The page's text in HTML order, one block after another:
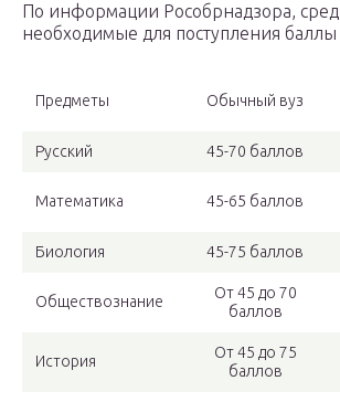
По информации Рособрнадзора,
необходимые для поступления баллы
Предметы Обычный вуз
Русский 45-70 баллов
Математика 45-65 баллов
Биология 45-75 баллов
Обществознание
От 45 до 70
баллов
История
От 45 до 75
баллов